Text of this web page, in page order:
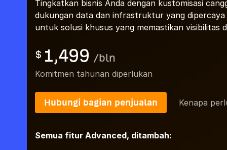
Tingkatkan bisnis Anda dengan kustomisasi
dukungan data dan infrastruktur yang
untuk solusi khusus yang memastikan visibilitas
$ 1,499 /bln
Komitmen tahunan diperlukan
Hubungi bagian penjualan Kenapa
Semua fitur Advanced, ditambah: